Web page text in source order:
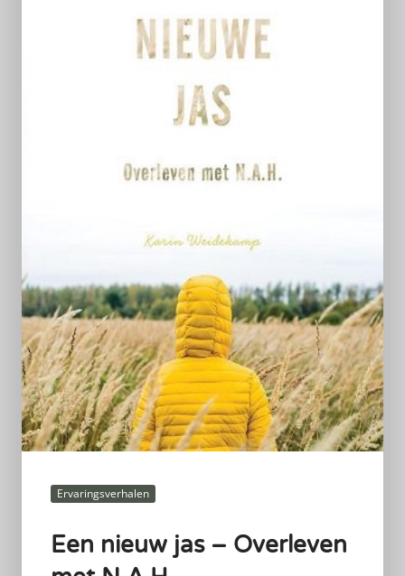
Ervaringsverhalen
Een nieuw jas – Overleven